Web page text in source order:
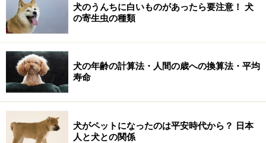
２：骨、歯、筋肉維持のサポート
バナナに含まれているマグネシウムは、犬の骨や歯、筋
肉を作る大切な栄養素のひとつです。
ただし、マグネシウムを摂ることでストルバイトという
結晶を作りやすくなる体質の犬もいます。過去にストル
バイト結晶を作ったことがある場合、注意が必要です。
犬のうんちに白いものがあったら要注意！ 犬
の寄生虫の種類
犬の年齢の計算法・人間の歳への換算法・平均
寿命
犬がペットになったのは平安時代から？ 日本
人と犬との関係